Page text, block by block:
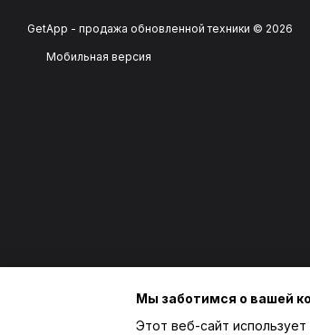
GetApp - продажа обновленной техники © 2026
Мобильная версия
Мы заботимся о вашей
Этот веб-сайт